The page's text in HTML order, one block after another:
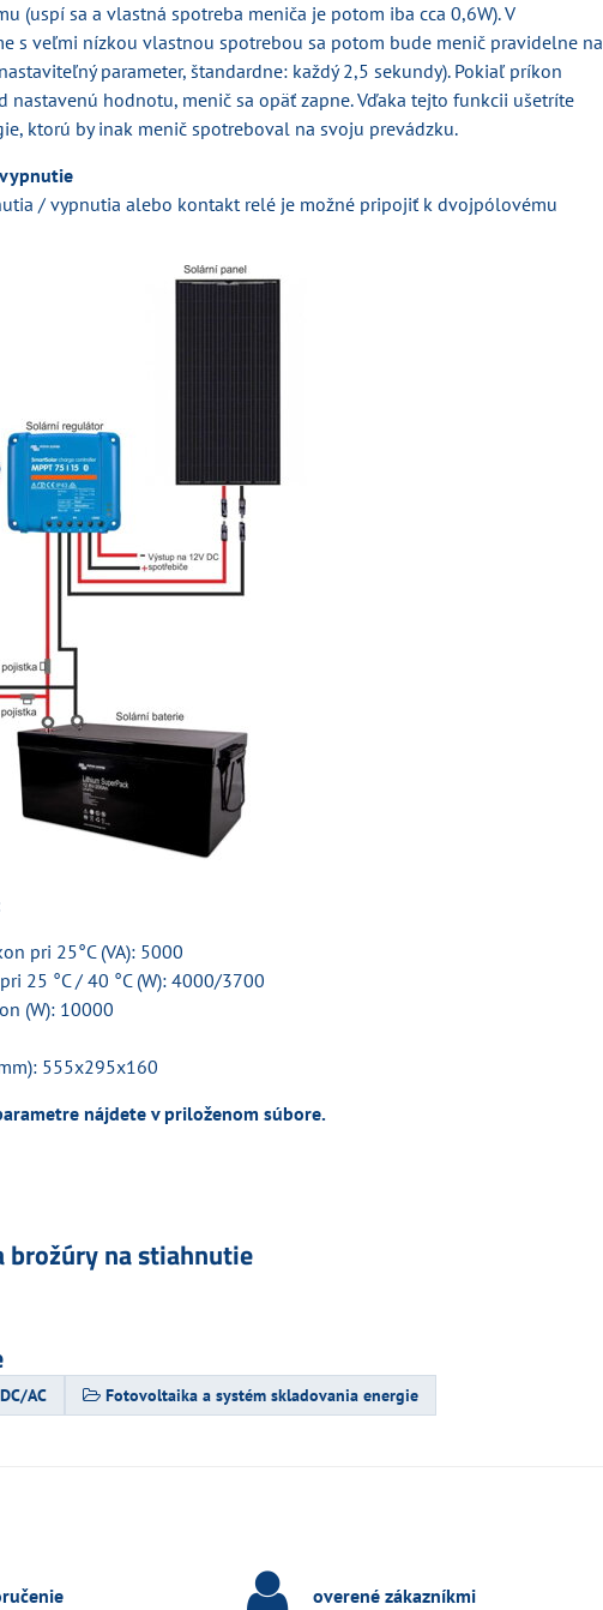
(uspí sa a vlastná spotreba meniča je potom iba cca 0,6W). V
s veľmi nízkou vlastnou spotrebou sa potom bude menič pravidelne na
parameter, štandardne: každý 2,5 sekundy). Pokiaľ príkon
nastavenú hodnotu, menič sa opäť zapne. Vďaka tejto funkcii ušetríte
ktorú by inak menič spotreboval na svoju prevádzku.
/ vypnutia alebo kontakt relé je možné pripojiť k dvojpólovému
pri 25°C (VA): 5000
25 °C / 40 °C (W): 4000/3700
(W): 10000
555x295x160
nájdete v priloženom súbore.
brožúry na stiahnutie
AC Fotovoltaika a systém skladovania energie
overené zákazníkmi